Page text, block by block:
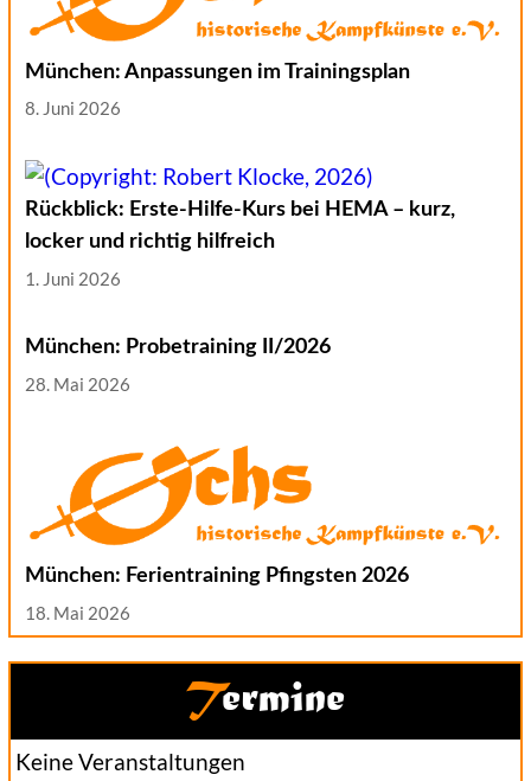
München: Anpassungen im Trainingsplan
8. Juni 2026
Rückblick: Erste-Hilfe-Kurs bei HEMA – kurz,
locker und richtig hilfreich
1. Juni 2026
München: Probetraining II/2026
28. Mai 2026
München: Ferientraining Pfingsten 2026
18. Mai 2026
Termine
Keine Veranstaltungen